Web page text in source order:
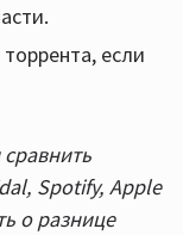
если
Spotify, Apple
о разнице